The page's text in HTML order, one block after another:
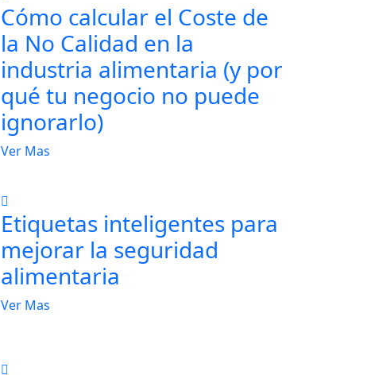
Cómo calcular el Coste de
la No Calidad en la
industria alimentaria (y por
qué tu negocio no puede
ignorarlo)
Ver Mas
Etiquetas inteligentes para
mejorar la seguridad
alimentaria
Ver Mas